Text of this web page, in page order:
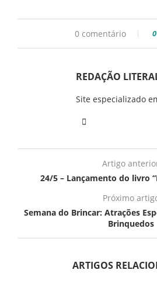
0 comentário 0
REDAÇÃO
Site especializado
Artigo
24/5 – Lançamento do livro
Próximo
Semana do Brincar: Atrações
Brinquedos
ARTIGOS